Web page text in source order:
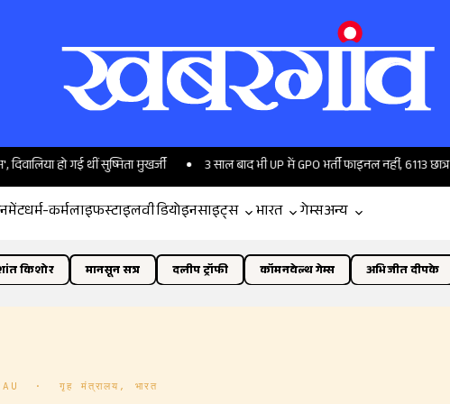
हो गई थीं सुष्मिता मुखर्जी 3 साल बाद भी UP में GPO भर्ती फाइनल नहीं, 6113 छात्र
धर्म-कर्मलाइफस्टाइलवीडियोइनसाइट्स भारत गेम्सअन्य
किशोर मानसून सत्र दलीप ट्रॉफी कॉमनवेल्थ गेम्स अभिजीत दीपके
· गृह मंत्रालय, भारत